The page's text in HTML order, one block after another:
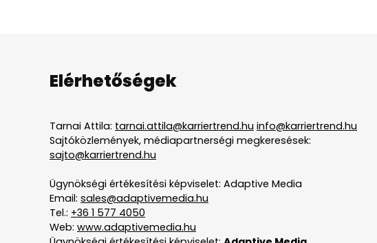
Elérhetőségek
Tarnai Attila: tarnai.attila@karriertrend.hu info@karriertrend.hu
Sajtóközlemények, médiapartnerségi megkeresések:
sajto@karriertrend.hu
Ügynökségi értékesítési képviselet: Adaptive Media
Email: sales@adaptivemedia.hu
Tel.: +36 1 577 4050
Web: www.adaptivemedia.hu